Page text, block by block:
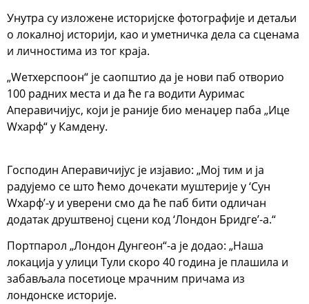
Унутра су изложене историјске фотографије и детаљи
о локалној историји, као и уметничка дела са сценама
и личностима из тог краја.
„Wетхерспоон“ је саопштио да је нови паб отворио
100 радних места и да ће га водити Ауримас
Аперавичијус, који је раније био менаџер паба „Ице
Wхарф“ у Камдену.
Господин Аперавичијус је изјавио: „Мој тим и ја
радујемо се што ћемо дочекати муштерије у ‘Сун
Wхарф’-у и уверени смо да ће паб бити одличан
додатак друштвеној сцени код ‘Лондон Бридге’-а.“
Портпарол „Лондон Дунгеон“-а је додао: „Наша
локација у улици Тули скоро 40 година је плашила и
забављала посетиоце мрачним причама из
лондонске историје.